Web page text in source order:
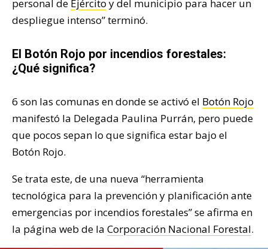
personal de Ejército y del municipio para hacer un
despliegue intenso” terminó.
El Botón Rojo por incendios forestales:
¿Qué significa?
6 son las comunas en donde se activó el Botón Rojo
manifestó la Delegada Paulina Purrán, pero puede
que pocos sepan lo que significa estar bajo el
Botón Rojo.
Se trata este, de una nueva “herramienta
tecnológica para la prevención y planificación ante
emergencias por incendios forestales” se afirma en
la página web de la Corporación Nacional Forestal.